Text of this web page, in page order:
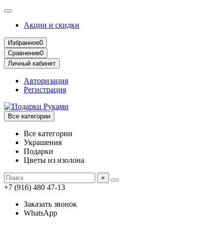
Акции и скидки
Избранное0
Сравнение0
Личный кабинет
Авторизация
Регистрация
Все категории
Все категории
Украшения
Подарки
Цветы из изолона
×
+7 (916) 480 47-13
Заказать звонок
WhatsApp